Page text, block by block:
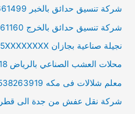
شركة تنسيق حدائق بالخبر 0573661499
شركة تنسيق حدائق بالخرج 0536861160 تصميم حدائق بالخرج
نجيلة صناعية بجازان 05XXXXXXXX عشب صناعى جازان
محلات العشب الصناعي بالرياض 0544141618 ارخص الاسعار
معلم شلالات فى مكه 0538263919 تصميمات عصرية
شركة نقل عفش من جدة الى قطر 0561162260